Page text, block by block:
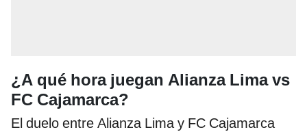
¿A qué hora juegan Alianza Lima vs
FC Cajamarca?
El duelo entre Alianza Lima y FC Cajamarca